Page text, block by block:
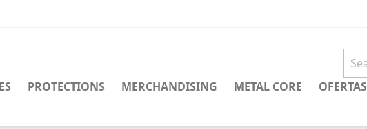
PROTECTIONS MERCHANDISING METAL CORE